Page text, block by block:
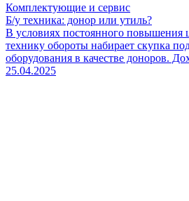
Комплектующие и сервис
Б/у техника: донор или утиль?
В условиях постоянного повышения
технику обороты набирает скупка
оборудования в качестве доноров.
25.04.2025